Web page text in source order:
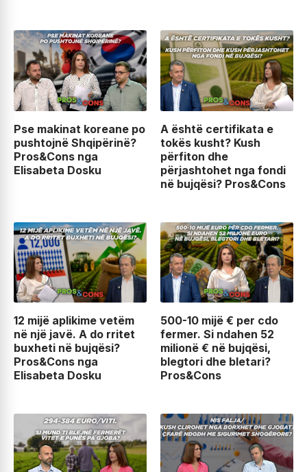
Pse makinat koreane po
pushtojnë Shqipërinë?
Pros&Cons nga
Elisabeta Dosku
A është certifikata e
tokës kusht? Kush
përfiton dhe
përjashtohet nga fondi
në bujqësi? Pros&Cons
12 mijë aplikime vetëm
në një javë. A do rritet
buxheti në bujqësi?
Pros&Cons nga
Elisabeta Dosku
500-10 mijë € per cdo
fermer. Si ndahen 52
milionë € në bujqësi,
blegtori dhe bletari?
Pros&Cons